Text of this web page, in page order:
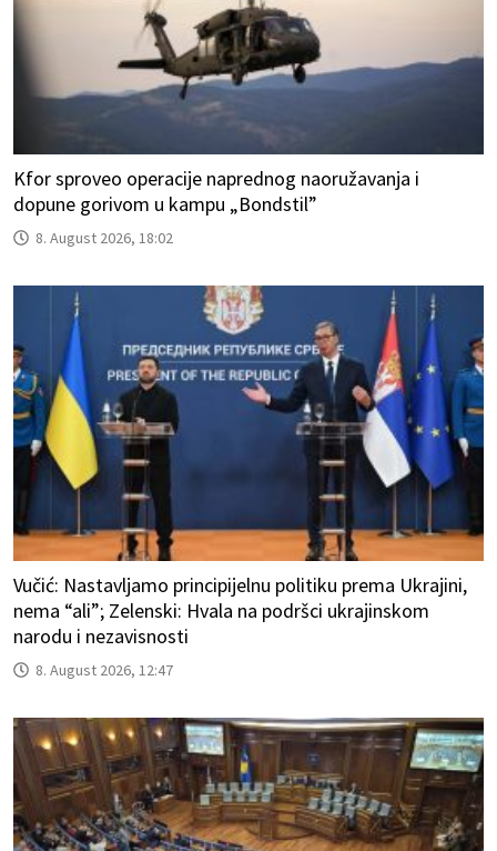
Kfor sproveo operacije naprednog naoružavanja i
dopune gorivom u kampu „Bondstil”
8. August 2026, 18:02
Vučić: Nastavljamo principijelnu politiku prema Ukrajini,
nema “ali”; Zelenski: Hvala na podršci ukrajinskom
narodu i nezavisnosti
8. August 2026, 12:47